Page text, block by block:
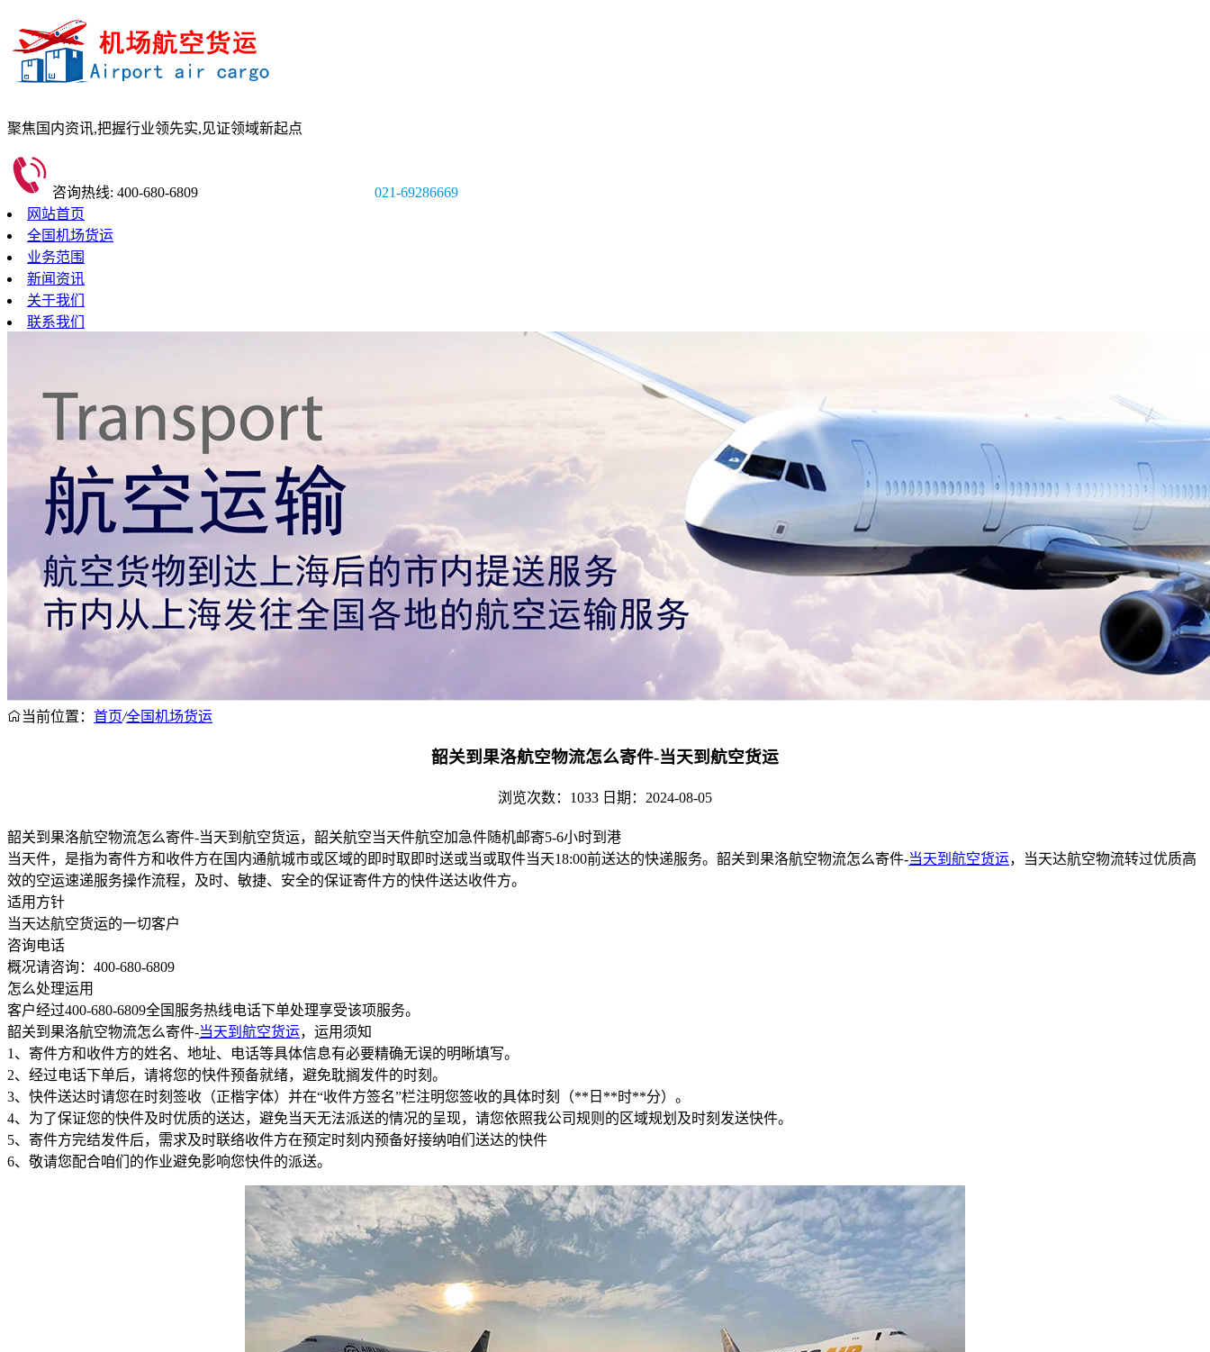
聚焦国内资讯,把握行业领先实,见证领域新起点
咨询热线: 400-680-6809
021-69286669
网站首页
全国机场货运
业务范围
新闻资讯
关于我们
联系我们
当前位置： 首页/全国机场货运
韶关到果洛航空物流怎么寄件-当天到航空货运
浏览次数：1033 日期：2024-08-05
韶关到果洛航空物流怎么寄件-当天到航空货运，韶关航空当天件航空加急件随机邮寄5-6小时到港
当天件，是指为寄件方和收件方在国内通航城市或区域的即时取即时送或当或取件当天18:00前送达的快递服务。韶关到果洛航空物流怎么寄件-当天到航空货运，当天达航空物流转过优质高
效的空运速递服务操作流程，及时、敏捷、安全的保证寄件方的快件送达收件方。
适用方针
当天达航空货运的一切客户
咨询电话
概况请咨询：400-680-6809
怎么处理运用
客户经过400-680-6809全国服务热线电话下单处理享受该项服务。
韶关到果洛航空物流怎么寄件-当天到航空货运，运用须知
1、寄件方和收件方的姓名、地址、电话等具体信息有必要精确无误的明晰填写。
2、经过电话下单后，请将您的快件预备就绪，避免耽搁发件的时刻。
3、快件送达时请您在时刻签收（正楷字体）并在“收件方签名”栏注明您签收的具体时刻（**日**时**分）。
4、为了保证您的快件及时优质的送达，避免当天无法派送的情况的呈现，请您依照我公司规则的区域规划及时刻发送快件。
5、寄件方完结发件后，需求及时联络收件方在预定时刻内预备好接纳咱们送达的快件
6、敬请您配合咱们的作业避免影响您快件的派送。